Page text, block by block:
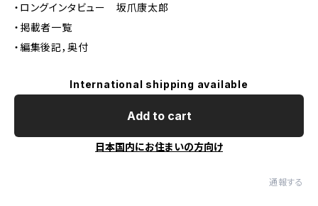
・ロングインタビュー 坂爪康太郎
・掲載者一覧
・編集後記，奥付
International shipping available
Add to cart
日本国内にお住まいの方向け
通報する